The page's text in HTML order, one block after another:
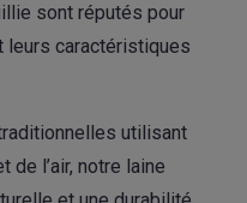
sont réputés pour
leurs caractéristiques
utilisant
de l’air, notre laine